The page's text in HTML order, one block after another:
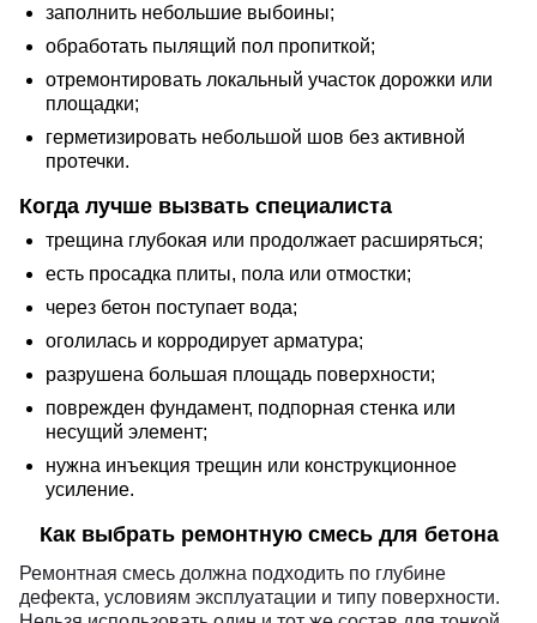
заполнить небольшие выбоины;
обработать пылящий пол пропиткой;
отремонтировать локальный участок дорожки или
площадки;
герметизировать небольшой шов без активной
протечки.
Когда лучше вызвать специалиста
трещина глубокая или продолжает расширяться;
есть просадка плиты, пола или отмостки;
через бетон поступает вода;
оголилась и корродирует арматура;
разрушена большая площадь поверхности;
поврежден фундамент, подпорная стенка или
несущий элемент;
нужна инъекция трещин или конструкционное
усиление.
Как выбрать ремонтную смесь для бетона
Ремонтная смесь должна подходить по глубине
дефекта, условиям эксплуатации и типу поверхности.